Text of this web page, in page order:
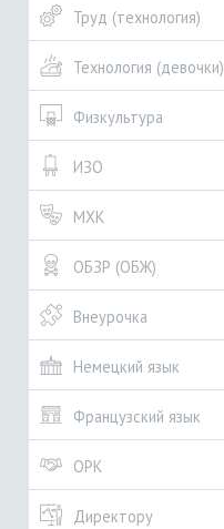
Труд (технология)
Технология (девочки)
Физкультура
ИЗО
МХК
ОБЗР (ОБЖ)
Внеурочка
Немецкий язык
Французский язык
ОРК
Директору